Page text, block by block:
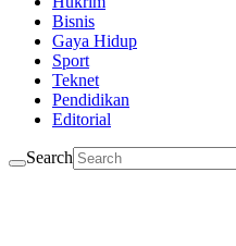
Bisnis
Gaya Hidup
Sport
Teknet
Pendidikan
Editorial
Search